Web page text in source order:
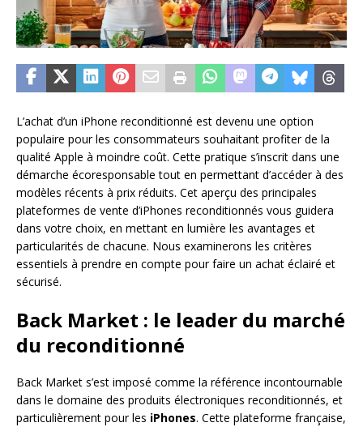
L’achat d’un iPhone reconditionné est devenu une option
populaire pour les consommateurs souhaitant profiter de la
qualité Apple à moindre coût. Cette pratique s’inscrit dans une
démarche écoresponsable tout en permettant d’accéder à des
modèles récents à prix réduits. Cet aperçu des principales
plateformes de vente d’iPhones reconditionnés vous guidera
dans votre choix, en mettant en lumière les avantages et
particularités de chacune. Nous examinerons les critères
essentiels à prendre en compte pour faire un achat éclairé et
sécurisé.
Back Market : le leader du marché
du reconditionné
Back Market s’est imposé comme la référence incontournable
dans le domaine des produits électroniques reconditionnés, et
particulièrement pour les iPhones. Cette plateforme française,